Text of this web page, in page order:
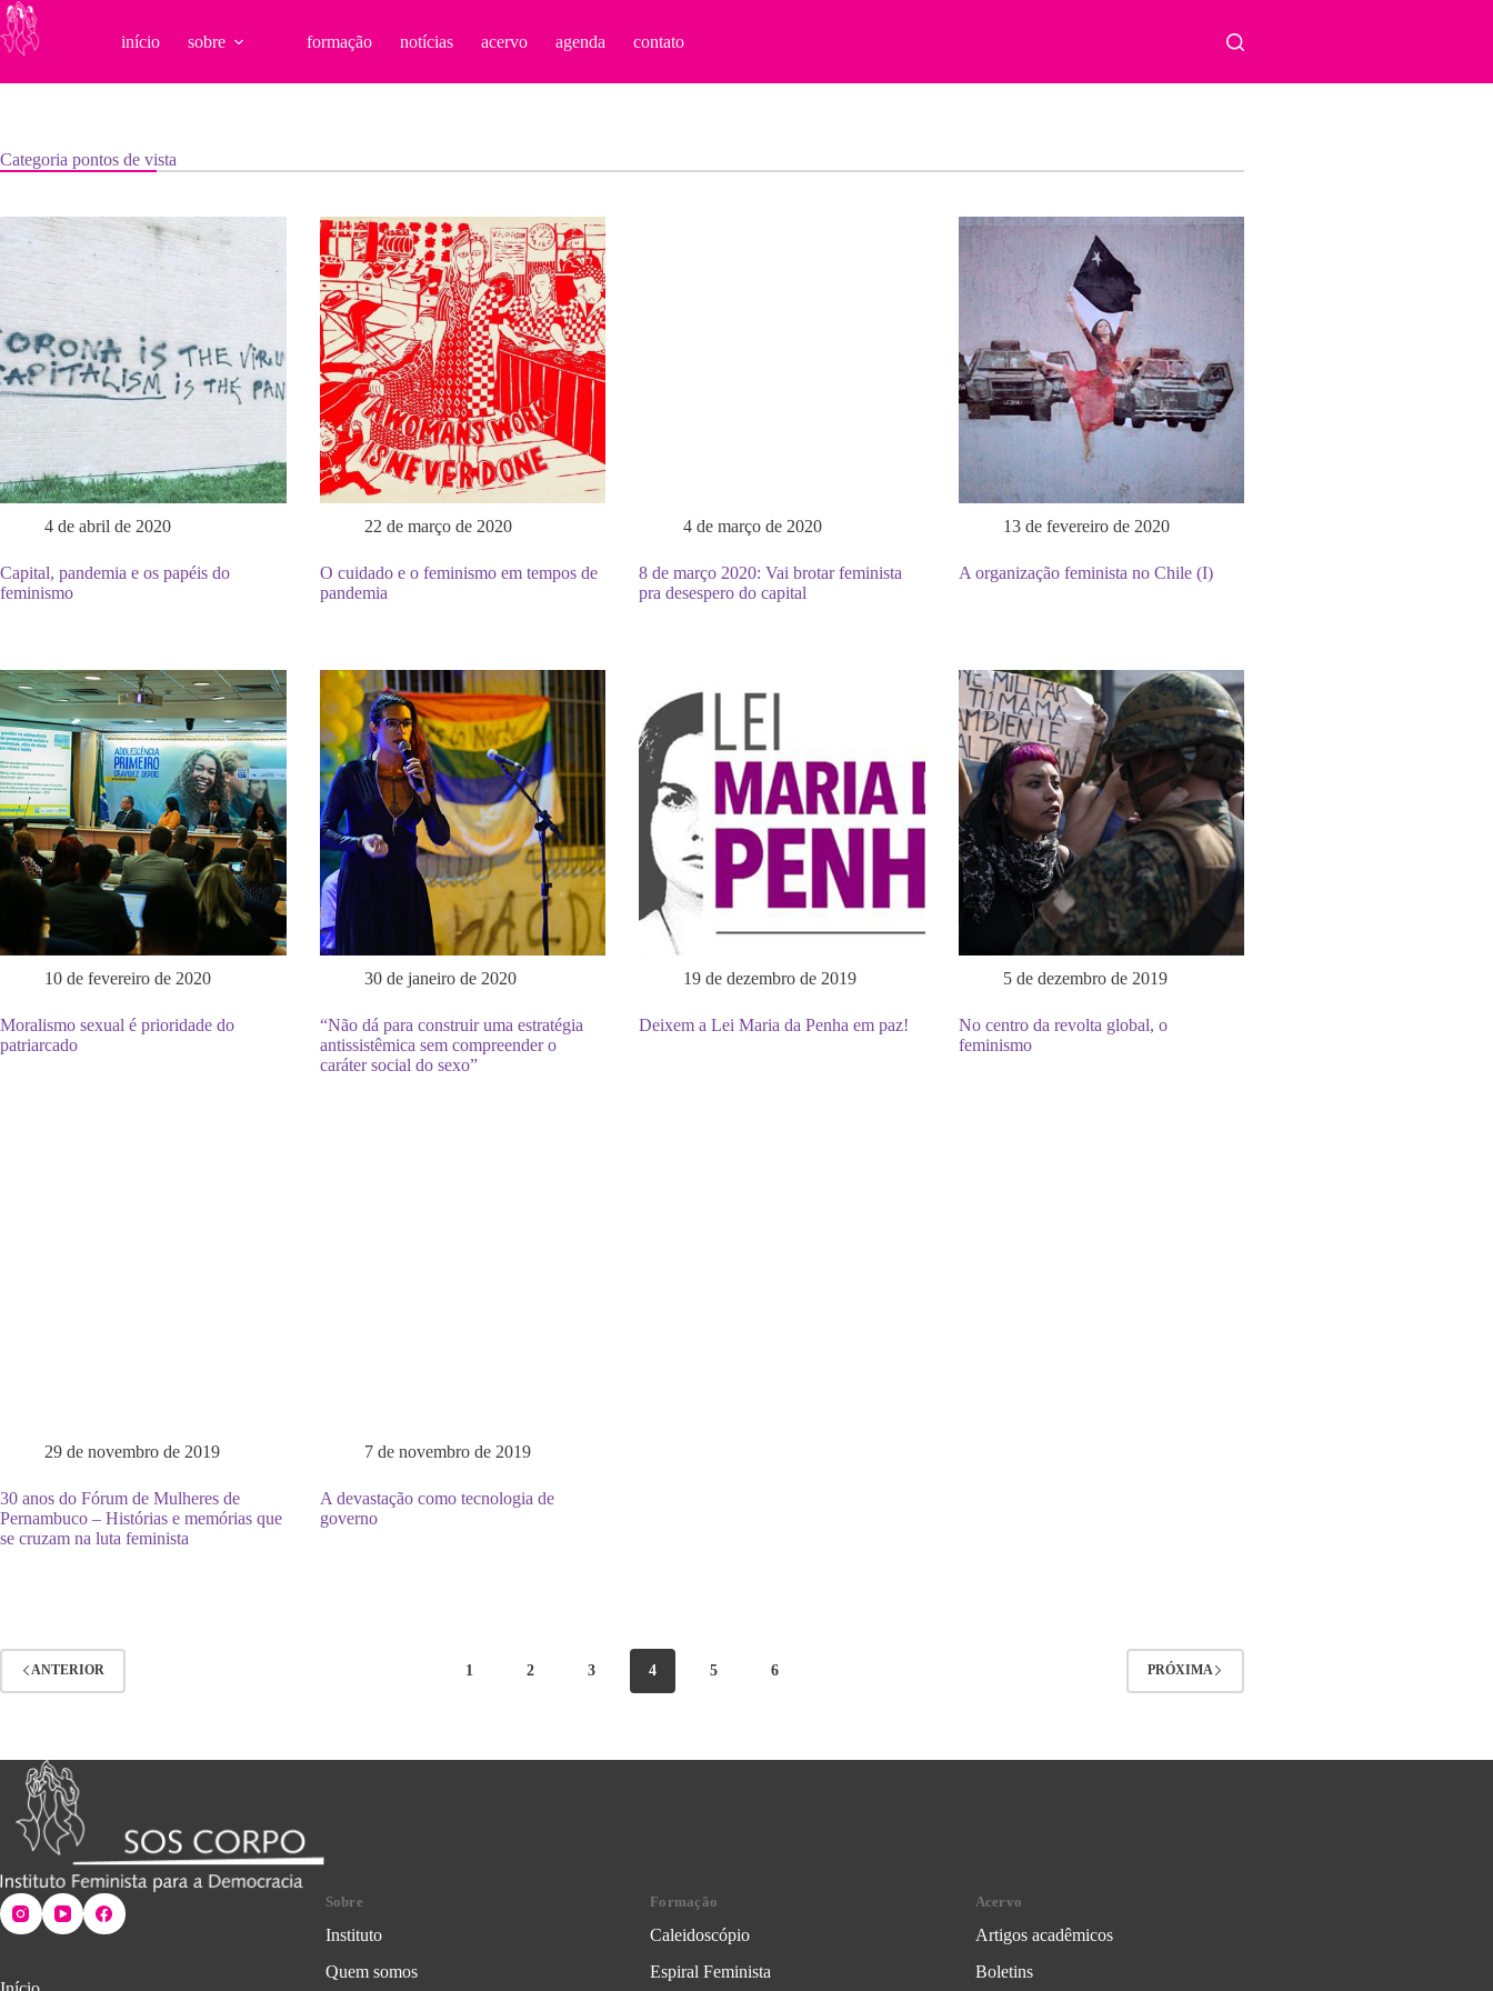
Pular
para
o
início sobre formação notícias acervo agenda contato
Categoria pontos de vista
4 de abril de 2020
Capital, pandemia e os papéis do
feminismo
22 de março de 2020
O cuidado e o feminismo em tempos de
pandemia
4 de março de 2020
8 de março 2020: Vai brotar feminista
pra desespero do capital
13 de fevereiro de 2020
A organização feminista no Chile (I)
10 de fevereiro de 2020
Moralismo sexual é prioridade do
patriarcado
30 de janeiro de 2020
“Não dá para construir uma estratégia
antissistêmica sem compreender o
caráter social do sexo”
19 de dezembro de 2019
Deixem a Lei Maria da Penha em paz!
5 de dezembro de 2019
No centro da revolta global, o
feminismo
29 de novembro de 2019
30 anos do Fórum de Mulheres de
Pernambuco – Histórias e memórias que
se cruzam na luta feminista
7 de novembro de 2019
A devastação como tecnologia de
governo
ANTERIOR 1 2 3 4 5 6 PRÓXIMA
Sobre
Instituto
Quem somos
Formação
Caleidoscópio
Espiral Feminista
Acervo
Artigos acadêmicos
Boletins